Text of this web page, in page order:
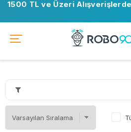
1500 TL ve Üzeri
📍 Ofisimiz taşındı. Yeni